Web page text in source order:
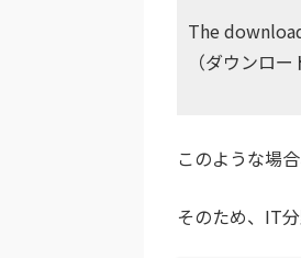
The
（ダウンロ
このような場
そのため、IT